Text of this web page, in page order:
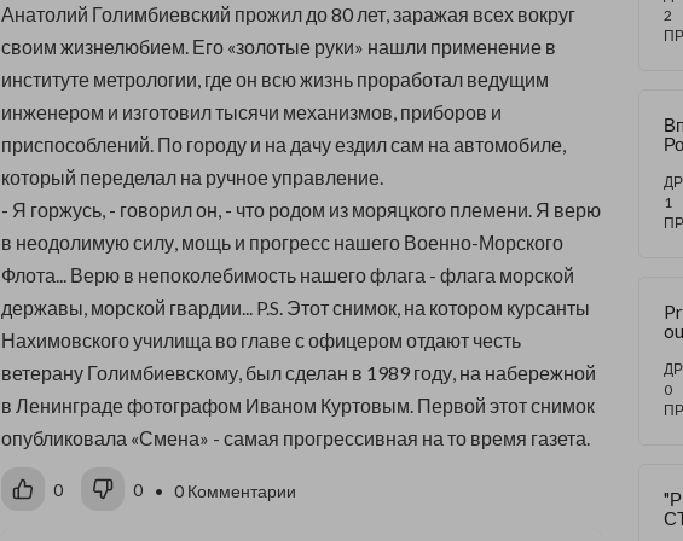
Анатолий Голимбиевский прожил до 80 лет, заражая всех вокруг
своим жизнелюбием. Его «золотые руки» нашли применение в
институте метрологии, где он всю жизнь проработал ведущим
инженером и изготовил тысячи механизмов, приборов и
приспособлений. По городу и на дачу ездил сам на автомобиле,
который переделал на ручное управление.
- Я горжусь, - говорил он, - что родом из моряцкого племени. Я верю
в неодолимую силу, мощь и прогресс нашего Военно-Морского
Флота... Верю в непоколебимость нашего флага - флага морской
державы, морской гвардии... P.S. Этот снимок, на котором курсанты
Нахимовского училища во главе с офицером отдают честь
ветерану Голимбиевскому, был сделан в 1989 году, на набережной
в Ленинграде фотографом Иваном Куртовым. Первой этот снимок
опубликовала «Смена» - самая прогрессивная на то время газета.
0 0 • 0 Комментарии
2
я
1
0